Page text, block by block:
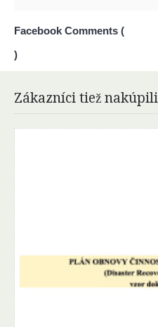
Facebook Comments (
)
Zákazníci tiež nakúpili